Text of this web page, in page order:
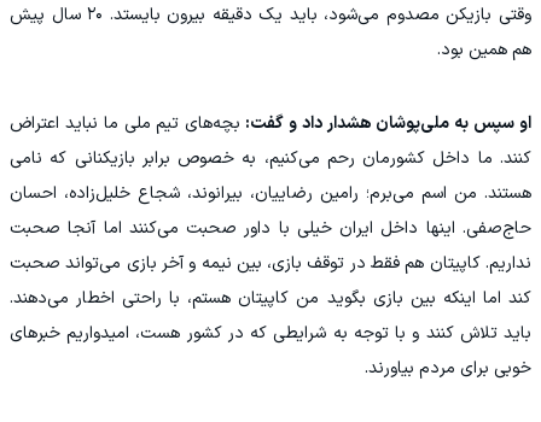
وقتی بازیکن مصدوم می‌شود، باید یک دقیقه بیرون بایستد. ۲۰ سال پیش
هم همین بود.
او سپس به ملی‌پوشان هشدار داد و گفت: بچه‌های تیم ملی ما نباید اعتراض
کنند. ما داخل کشورمان رحم می‌کنیم، به خصوص برابر بازیکنانی که نامی
هستند. من اسم می‌برم؛ رامین رضاییان، بیرانوند، شجاع خلیل‌زاده، احسان
حاج‌صفی. اینها داخل ایران خیلی با داور صحبت می‌کنند اما آنجا صحبت
نداریم. کاپیتان هم فقط در توقف بازی، بین نیمه و آخر بازی می‌تواند صحبت
کند اما اینکه بین بازی بگوید من کاپیتان هستم، با راحتی اخطار می‌دهند.
باید تلاش کنند و با توجه به شرایطی که در کشور هست، امیدواریم خبرهای
خوبی برای مردم بیاورند.